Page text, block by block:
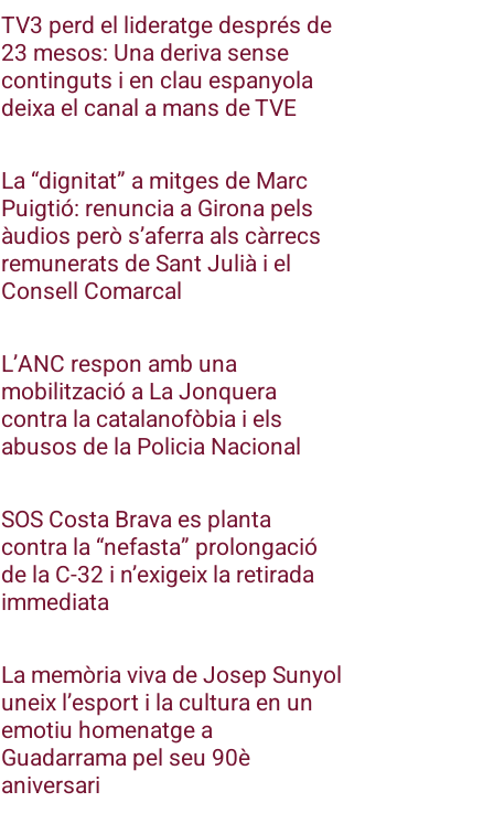
TV3 perd el lideratge després de
23 mesos: Una deriva sense
continguts i en clau espanyola
deixa el canal a mans de TVE
La “dignitat” a mitges de Marc
Puigtió: renuncia a Girona pels
àudios però s’aferra als càrrecs
remunerats de Sant Julià i el
Consell Comarcal
L’ANC respon amb una
mobilització a La Jonquera
contra la catalanofòbia i els
abusos de la Policia Nacional
SOS Costa Brava es planta
contra la “nefasta” prolongació
de la C-32 i n’exigeix la retirada
immediata
La memòria viva de Josep Sunyol
uneix l’esport i la cultura en un
emotiu homenatge a
Guadarrama pel seu 90è
aniversari